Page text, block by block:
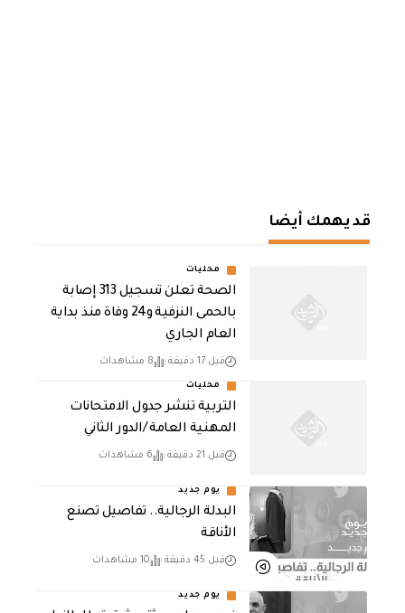
قد يهمك أيضا
محليات
الصحة تعلن تسجيل 313 إصابة
بالحمى النزفية و24 وفاة منذ بداية
العام الجاري
قبل 17 دقيقة 8 مشاهدات
محليات
التربية تنشر جدول الامتحانات
المهنية العامة /الدور الثاني
قبل 21 دقيقة 6 مشاهدات
يوم جديد
البدلة الرجالية.. تفاصيل تصنع
الأناقة
قبل 45 دقيقة 10 مشاهدات
يوم جديد